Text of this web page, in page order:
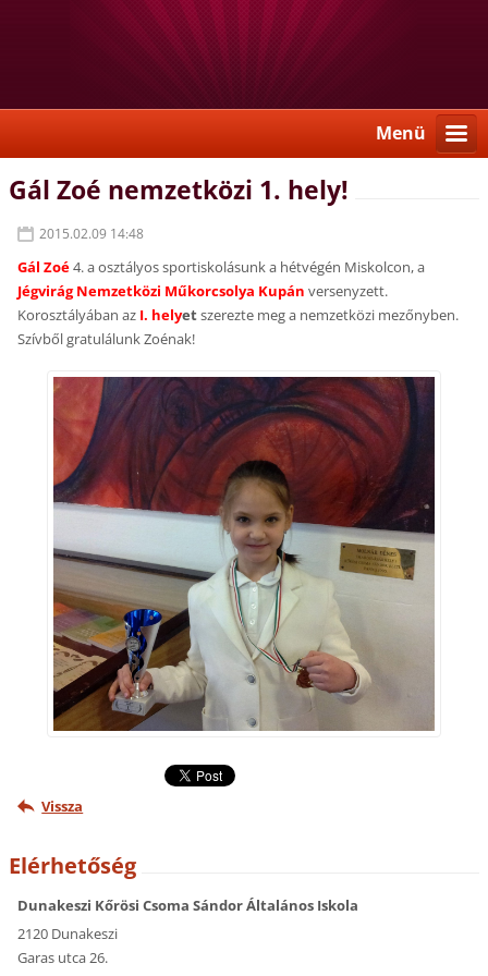
Menü
Gál Zoé nemzetközi 1. hely!
2015.02.09 14:48
Gál Zoé4. a osztályos sportiskolásunk a hétvégén Miskolcon, a
Jégvirág Nemzetközi Műkorcsolya Kupán versenyzett.
Korosztályában az I. helyetszerezte meg a nemzetközi mezőnyben.
Szívből gratulálunk Zoénak!
Vissza
Elérhetőség
Dunakeszi Kőrösi Csoma Sándor Általános Iskola
2120 Dunakeszi
Garas utca 26.